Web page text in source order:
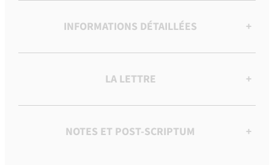
INFORMATIONS DÉTAILLÉES +
LA LETTRE +
NOTES ET POST-SCRIPTUM +